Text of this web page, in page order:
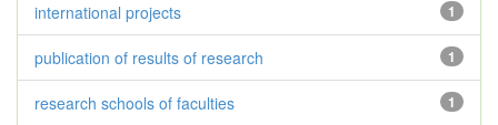
1
international projects
1
publication of results of research
1
research schools of faculties